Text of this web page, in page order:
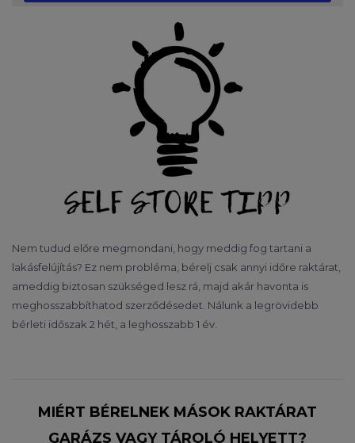
Nem tudud előre megmondani, hogy meddig fog tartani a
lakásfelújítás? Ez nem probléma, bérelj csak annyi időre raktárat,
ameddig biztosan szükséged lesz rá, majd akár havonta is
meghosszabbíthatod szerződésedet. Nálunk a legrövidebb
bérleti időszak 2 hét, a leghosszabb 1 év.
MIÉRT BÉRELNEK MÁSOK RAKTÁRAT
GARÁZS VAGY TÁROLÓ HELYETT?